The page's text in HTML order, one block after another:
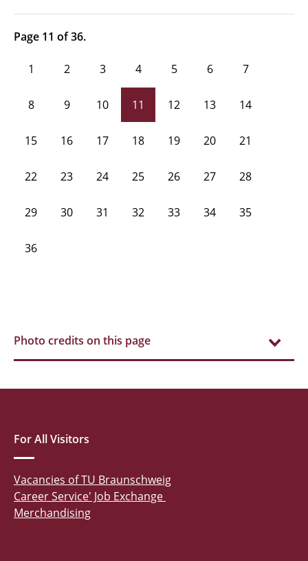
Page 11 of 36.
1 2 3 4 5 6 7
8 9 10 11 12 13 14
15 16 17 18 19 20 21
22 23 24 25 26 27 28
29 30 31 32 33 34 35
36
Photo credits on this page
For All Visitors
Vacancies of TU Braunschweig
Career Service' Job Exchange
Merchandising